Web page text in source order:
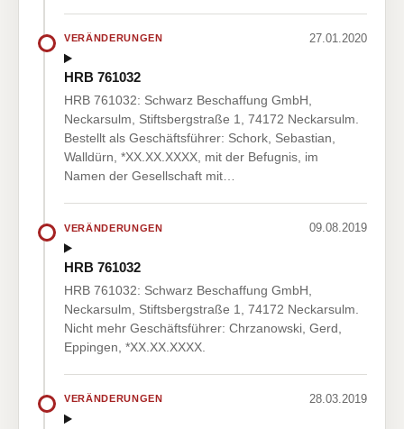
VERÄNDERUNGEN 27.01.2020
HRB 761032
HRB 761032: Schwarz Beschaffung GmbH,
Neckarsulm, Stiftsbergstraße 1, 74172 Neckarsulm.
Bestellt als Geschäftsführer: Schork, Sebastian,
Walldürn, *XX.XX.XXXX, mit der Befugnis, im
Namen der Gesellschaft mit…
VERÄNDERUNGEN 09.08.2019
HRB 761032
HRB 761032: Schwarz Beschaffung GmbH,
Neckarsulm, Stiftsbergstraße 1, 74172 Neckarsulm.
Nicht mehr Geschäftsführer: Chrzanowski, Gerd,
Eppingen, *XX.XX.XXXX.
VERÄNDERUNGEN 28.03.2019